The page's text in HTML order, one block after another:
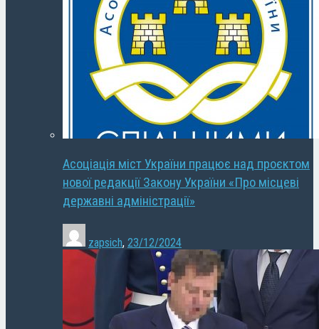
Асоціація міст України працює над проєктом
нової редакції Закону України «Про місцеві
державні адміністрації»
zapsich, 23/12/2024